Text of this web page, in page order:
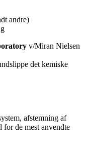
andre)
v/Miran Nielsen
det kemiske
afstemning af
for de mest anvendte